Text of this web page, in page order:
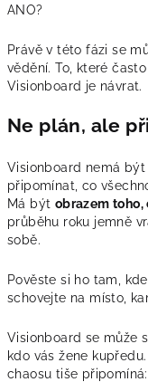
ANO?
Právě v této fázi se
vědění. To, které
Visionboard je návrat.
Ne plán, ale
Visionboard nemá
připomínat, co
Má být obrazem toho,
průběhu roku jemně
sobě.
Pověste si ho tam,
schovejte na místo,
Visionboard se může
kdo vás žene
chaosu tiše připomíná: